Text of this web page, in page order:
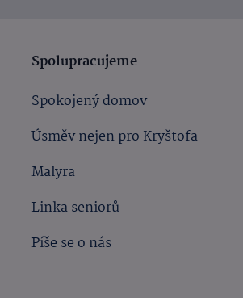
Spolupracujeme
Spokojený domov
Úsměv nejen pro Kryštofa
Malyra
Linka seniorů
Píše se o nás